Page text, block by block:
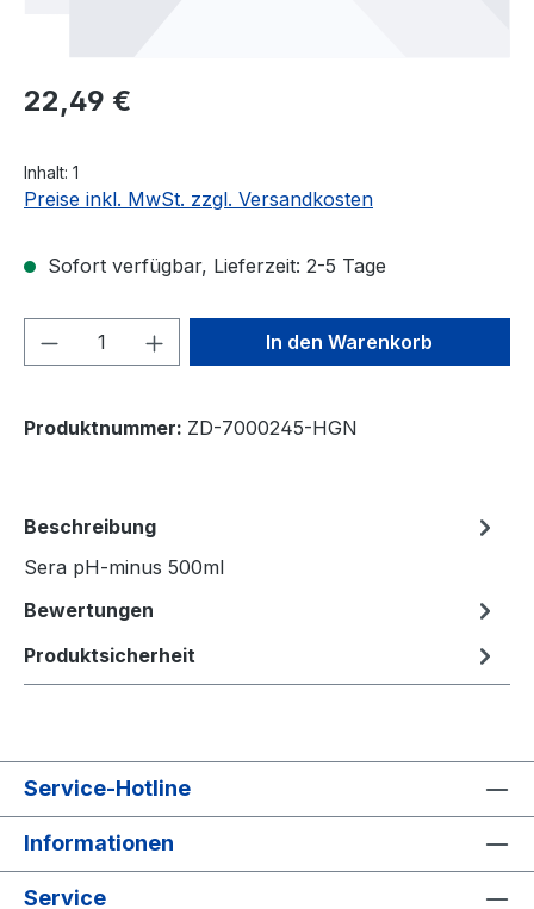
Regulärer Preis:
22,49 €
Inhalt: 1
Preise inkl. MwSt. zzgl. Versandkosten
Sofort verfügbar, Lieferzeit: 2-5 Tage
Produkt Anzahl: Gib denIn den Warenkorb
Produktnummer: ZD-7000245-HGN
Beschreibung
Sera pH-minus 500ml
Bewertungen
Produktsicherheit
Service-Hotline
Informationen
Service